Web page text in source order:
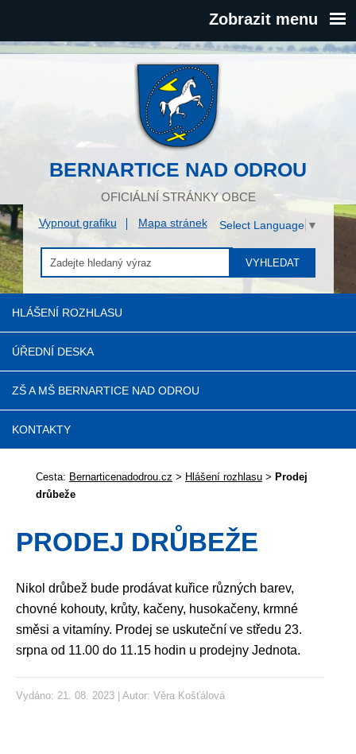
Zobrazit menu
BERNARTICE NAD ODROU
OFICIÁLNÍ STRÁNKY OBCE
Vypnout grafiku Mapa stránek Select Language ▼
VYHLEDAT
HLÁŠENÍ ROZHLASU
ÚŘEDNÍ DESKA
ZŠ A MŠ BERNARTICE NAD ODROU
KONTAKTY
Cesta: Bernarticenadodrou.cz > Hlášení rozhlasu > Prodej
drůbeže
PRODEJ DRŮBEŽE
Nikol drůbež bude prodávat kuřice různých barev,
chovné kohouty, krůty, kačeny, husokačeny, krmné
směsi a vitamíny. Prodej se uskuteční ve středu 23.
srpna od 11.00 do 11.15 hodin u prodejny Jednota.
Vydáno: 21. 08. 2023 | Autor: Věra Košťálová